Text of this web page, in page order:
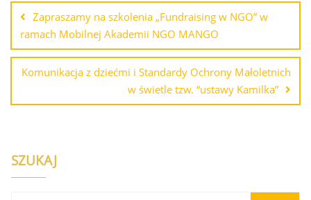
Zapraszamy na szkolenia „Fundraising w NGO” w
ramach Mobilnej Akademii NGO MANGO
Komunikacja z dziećmi i Standardy Ochrony Małoletnich
w świetle tzw. “ustawy Kamilka”
SZUKAJ